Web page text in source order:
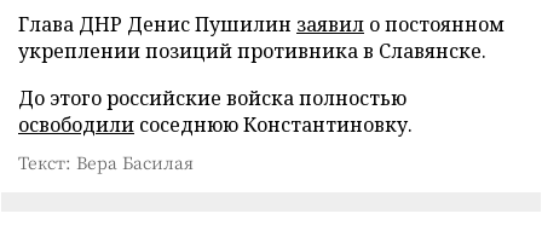
Глава ДНР Денис Пушилин заявил о постоянном
укреплении позиций противника в Славянске.
До этого российские войска полностью
освободили соседнюю Константиновку.
Текст: Вера Басилая